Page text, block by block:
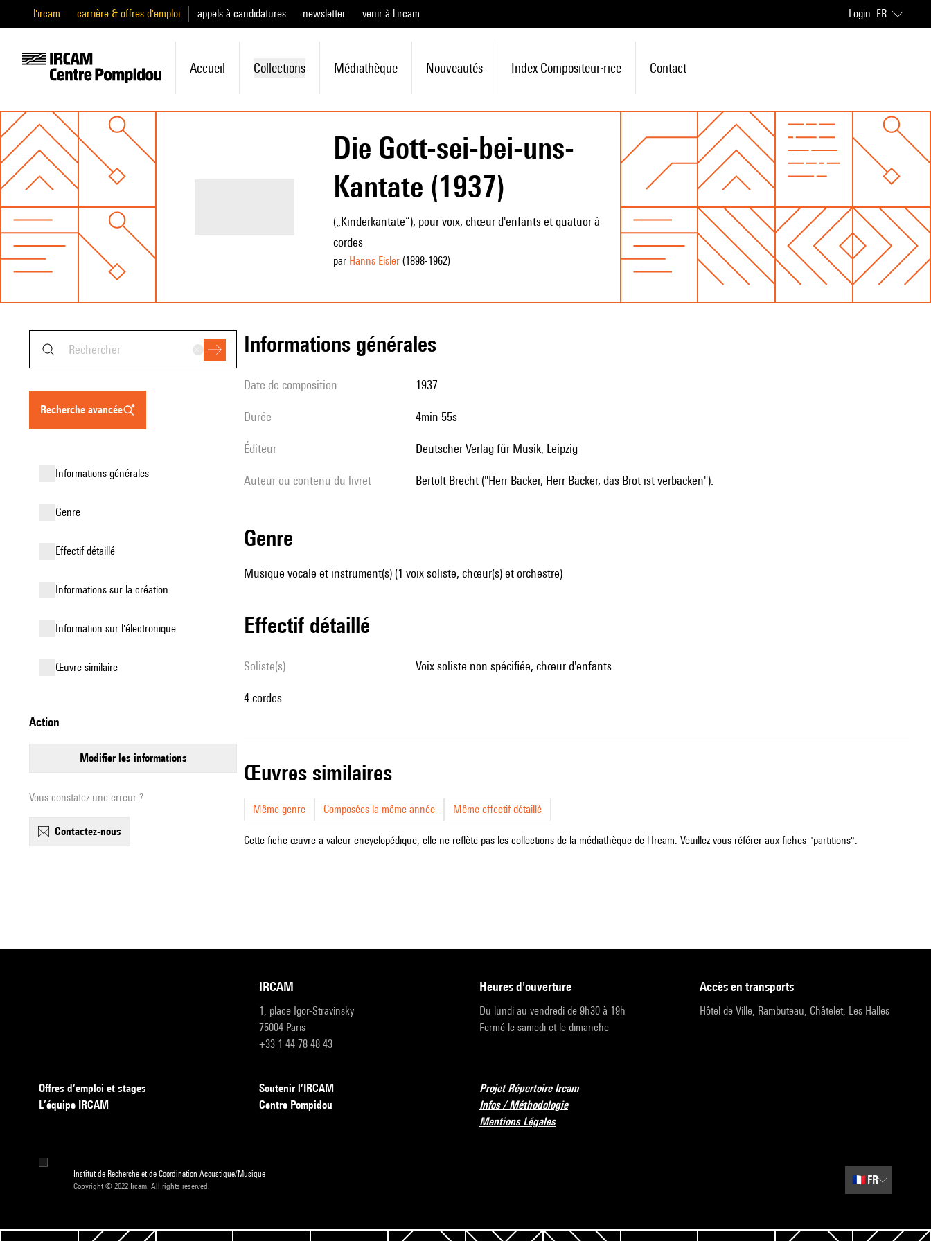
l'ircam carrière & offres d'emploi appels à candidatures newsletter venir à l'ircam Login FR
Accueil Collections Médiathèque Nouveautés Index Compositeur·rice Contact
Die Gott-sei-bei-uns-
Kantate (1937)
(„Kinderkantate“), pour voix, chœur d'enfants et quatuor à
cordes
par Hanns Eisler(1898-1962)
recherche avancée
informations générales
genre
effectif détaillé
informations sur la création
Information sur l'électronique
œuvre similaire
action
modifier les informations
Vous constatez une erreur ?
contactez-nous
informations générales
date de composition 1937
durée 4min 55s
éditeur Deutscher Verlag für Musik, Leipzig
Auteur ou contenu du livret Bertolt Brecht ("Herr Bäcker, Herr Bäcker, das Brot ist verbacken").
genre
Musique vocale et instrument(s) (1 voix soliste, chœur(s) et orchestre)
effectif détaillé
Soliste(s) voix soliste non spécifiée, chœur d'enfants
4 cordes
œuvres similaires
Même genre Composées la même année Même effectif détaillé
Cette fiche œuvre a valeur encyclopédique, elle ne reflète pas les collections de la médiathèque de l'Ircam. Veuillez vous référer aux fiches "partitions".
IRCAM
1, place Igor-Stravinsky
75004 Paris
+33 1 44 78 48 43
heures d'ouverture
Du lundi au vendredi de 9h30 à 19h
Fermé le samedi et le dimanche
accès en transports
Hôtel de Ville, Rambuteau, Châtelet, Les Halles
Offres d’emploi et stages
L’équipe IRCAM
Soutenir l’IRCAM
Centre Pompidou
Projet Répertoire Ircam
Infos / Méthodologie
Mentions Légales
Institut de Recherche et de Coordination Acoustique/Musique
Copyright © 2022 Ircam. All rights reserved.
🇫🇷 FR